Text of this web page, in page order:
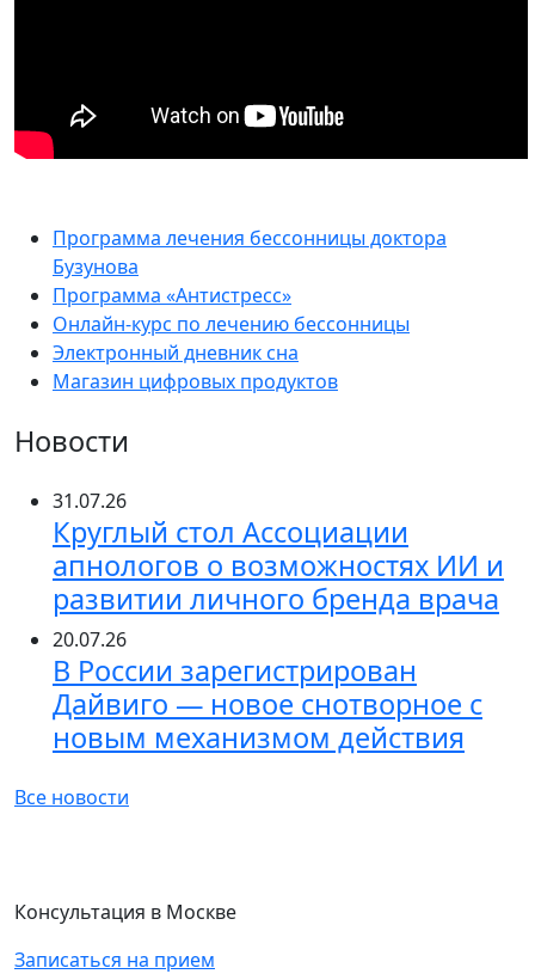
Программа лечения бессонницы доктора
Бузунова
Программа «Антистресс»
Онлайн-курс по лечению бессонницы
Электронный дневник сна
Магазин цифровых продуктов
Новости
31.07.26
Круглый стол Ассоциации
апнологов о возможностях ИИ и
развитии личного бренда врача
20.07.26
В России зарегистрирован
Дайвиго — новое снотворное с
новым механизмом действия
Все новости
Консультация в Москве
Записаться на прием